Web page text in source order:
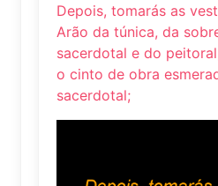
Depois, tomarás as
Arão da túnica, da
sacerdotal e do
o cinto de obra
sacerdotal;